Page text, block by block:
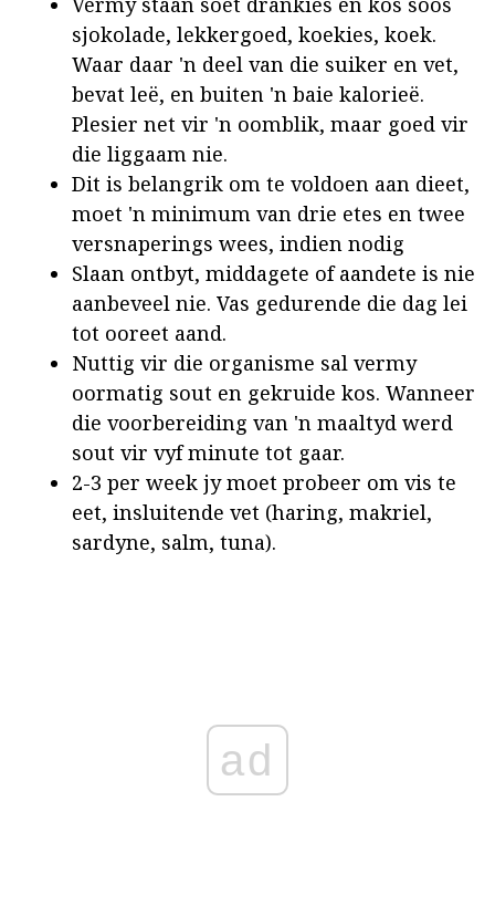
sjokolade, lekkergoed, koekies, koek.
Waar daar 'n deel van die suiker en vet,
bevat leë, en buiten 'n baie kalorieë.
Plesier net vir 'n oomblik, maar goed vir
die liggaam nie.
Dit is belangrik om te voldoen aan dieet,
moet 'n minimum van drie etes en twee
versnaperings wees, indien nodig
Slaan ontbyt, middagete of aandete is nie
aanbeveel nie. Vas gedurende die dag lei
tot ooreet aand.
Nuttig vir die organisme sal vermy
oormatig sout en gekruide kos. Wanneer
die voorbereiding van 'n maaltyd werd
sout vir vyf minute tot gaar.
2-3 per week jy moet probeer om vis te
eet, insluitende vet (haring, makriel,
sardyne, salm, tuna).
ad